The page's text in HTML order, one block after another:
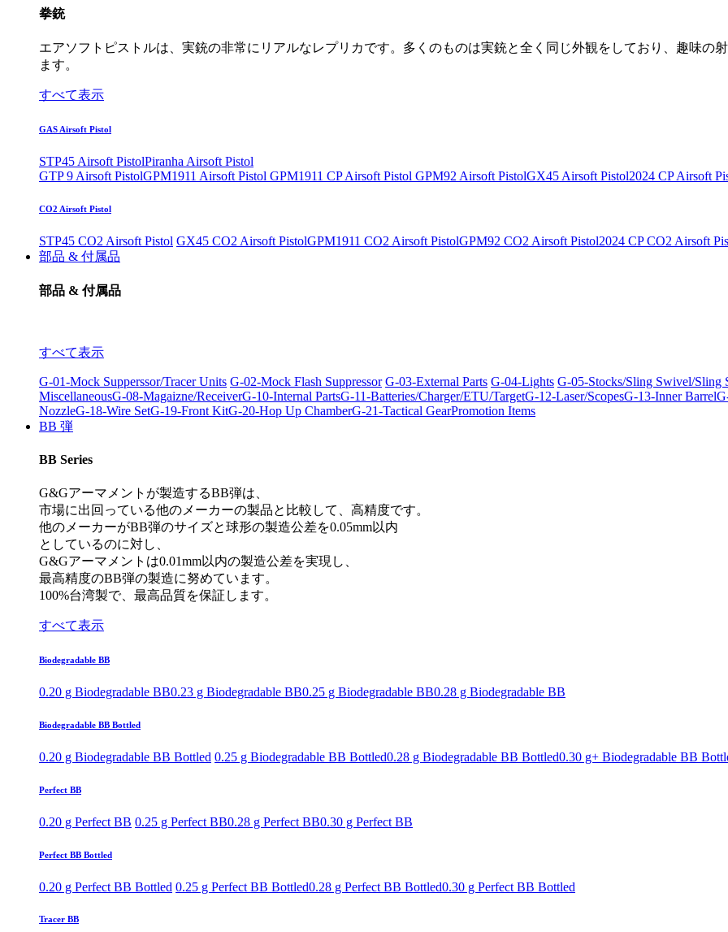
拳銃
エアソフトピストルは、実銃の非常にリアルなレプリカです。多くのものは実銃と全く同じ外観をしており、趣味の
ます。
すべて表示
GAS Airsoft Pistol
STP45 Airsoft PistolPiranha Airsoft Pistol
GTP 9 Airsoft PistolGPM1911 Airsoft Pistol GPM1911 CP Airsoft Pistol GPM92 Airsoft PistolGX45 Airsoft Pistol2024 CP Airsoft
CO2 Airsoft Pistol
STP45 CO2 Airsoft Pistol GX45 CO2 Airsoft PistolGPM1911 CO2 Airsoft PistolGPM92 CO2 Airsoft Pistol2024 CP CO2 Airsoft
部品 & 付属品
部品 & 付属品
すべて表示
G-01-Mock Supperssor/Tracer Units G-02-Mock Flash Suppressor G-03-External Parts G-04-Lights G-05-Stocks/Sling Swivel/Sling
MiscellaneousG-08-Magaizne/ReceiverG-10-Internal PartsG-11-Batteries/Charger/ETU/TargetG-12-Laser/ScopesG-13-Inner Barrel
NozzleG-18-Wire SetG-19-Front KitG-20-Hop Up ChamberG-21-Tactical GearPromotion Items
BB 弾
BB Series
G&Gアーマメントが製造するBB弾は、
市場に出回っている他のメーカーの製品と比較して、高精度です。
他のメーカーがBB弾のサイズと球形の製造公差を0.05mm以内
としているのに対し、
G&Gアーマメントは0.01mm以内の製造公差を実現し、
最高精度のBB弾の製造に努めています。
100%台湾製で、最高品質を保証します。
すべて表示
Biodegradable BB
0.20 g Biodegradable BB0.23 g Biodegradable BB0.25 g Biodegradable BB0.28 g Biodegradable BB
Biodegradable BB Bottled
0.20 g Biodegradable BB Bottled 0.25 g Biodegradable BB Bottled0.28 g Biodegradable BB Bottled0.30 g+ Biodegradable BB
Perfect BB
0.20 g Perfect BB 0.25 g Perfect BB0.28 g Perfect BB0.30 g Perfect BB
Perfect BB Bottled
0.20 g Perfect BB Bottled 0.25 g Perfect BB Bottled0.28 g Perfect BB Bottled0.30 g Perfect BB Bottled
Tracer BB